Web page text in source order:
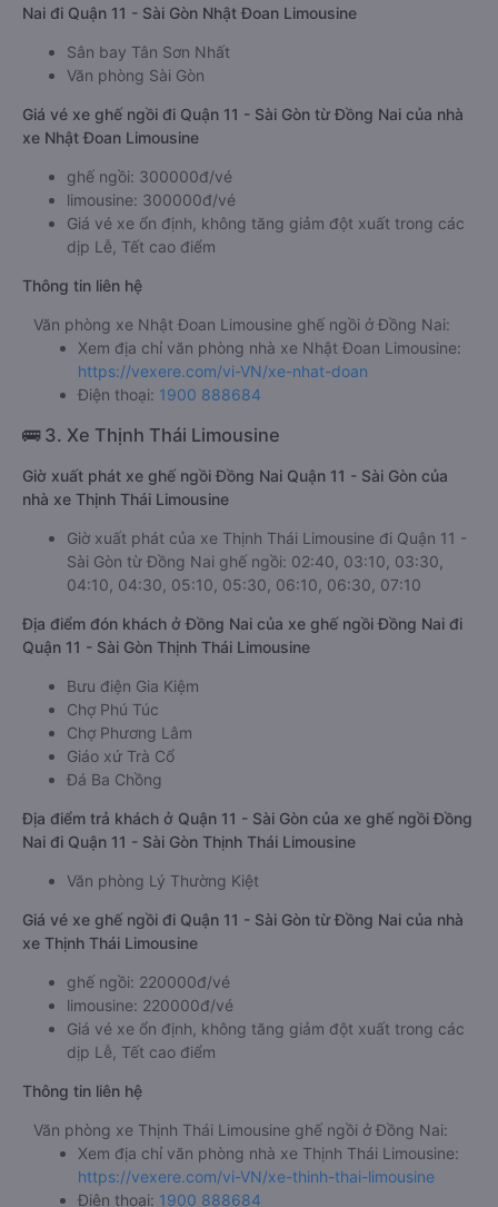
Nai đi Quận 11 - Sài Gòn Nhật Đoan Limousine
Sân bay Tân Sơn Nhất
Văn phòng Sài Gòn
Giá vé xe ghế ngồi đi Quận 11 - Sài Gòn từ Đồng Nai của nhà
xe Nhật Đoan Limousine
ghế ngồi: 300000đ/vé
limousine: 300000đ/vé
Giá vé xe ổn định, không tăng giảm đột xuất trong các
dịp Lễ, Tết cao điểm
Thông tin liên hệ
Văn phòng xe Nhật Đoan Limousine ghế ngồi ở Đồng Nai:
Xem địa chỉ văn phòng nhà xe Nhật Đoan Limousine:
https://vexere.com/vi-VN/xe-nhat-doan
Điện thoại: 1900 888684
🚌 3. Xe Thịnh Thái Limousine
Giờ xuất phát xe ghế ngồi Đồng Nai Quận 11 - Sài Gòn của
nhà xe Thịnh Thái Limousine
Giờ xuất phát của xe Thịnh Thái Limousine đi Quận 11 -
Sài Gòn từ Đồng Nai ghế ngồi: 02:40, 03:10, 03:30,
04:10, 04:30, 05:10, 05:30, 06:10, 06:30, 07:10
Địa điểm đón khách ở Đồng Nai của xe ghế ngồi Đồng Nai đi
Quận 11 - Sài Gòn Thịnh Thái Limousine
Bưu điện Gia Kiệm
Chợ Phú Túc
Chợ Phương Lâm
Giáo xứ Trà Cổ
Đá Ba Chồng
Địa điểm trả khách ở Quận 11 - Sài Gòn của xe ghế ngồi Đồng
Nai đi Quận 11 - Sài Gòn Thịnh Thái Limousine
Văn phòng Lý Thường Kiệt
Giá vé xe ghế ngồi đi Quận 11 - Sài Gòn từ Đồng Nai của nhà
xe Thịnh Thái Limousine
ghế ngồi: 220000đ/vé
limousine: 220000đ/vé
Giá vé xe ổn định, không tăng giảm đột xuất trong các
dịp Lễ, Tết cao điểm
Thông tin liên hệ
Văn phòng xe Thịnh Thái Limousine ghế ngồi ở Đồng Nai:
Xem địa chỉ văn phòng nhà xe Thịnh Thái Limousine:
https://vexere.com/vi-VN/xe-thinh-thai-limousine
Điện thoại: 1900 888684